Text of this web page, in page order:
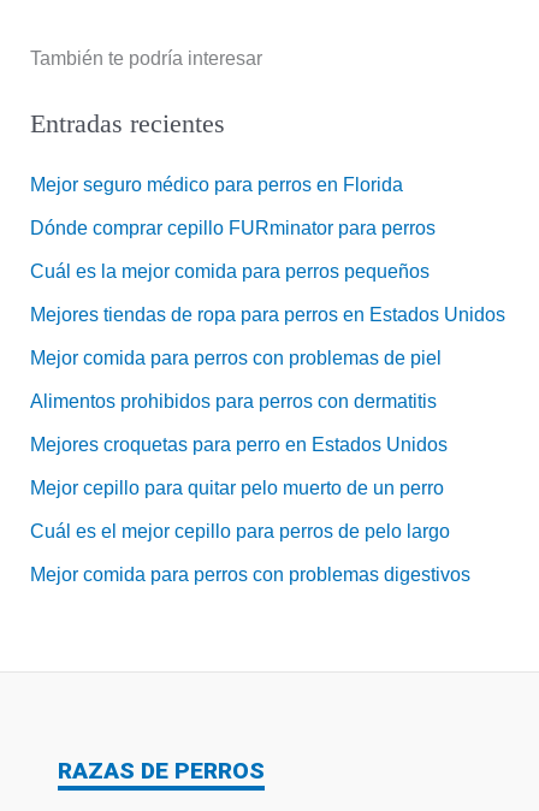
También te podría interesar
Entradas recientes
Mejor seguro médico para perros en Florida
Dónde comprar cepillo FURminator para perros
Cuál es la mejor comida para perros pequeños
Mejores tiendas de ropa para perros en Estados Unidos
Mejor comida para perros con problemas de piel
Alimentos prohibidos para perros con dermatitis
Mejores croquetas para perro en Estados Unidos
Mejor cepillo para quitar pelo muerto de un perro
Cuál es el mejor cepillo para perros de pelo largo
Mejor comida para perros con problemas digestivos
RAZAS DE PERROS